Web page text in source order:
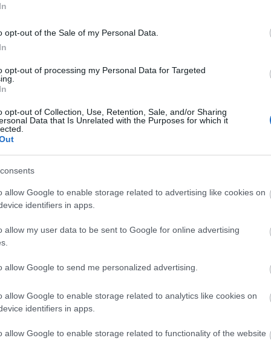
opt-out of the Sale of my Personal Data.
opt-out of processing my Personal Data for Targeted
opt-out of Collection, Use, Retention, Sale, and/or Sharing
Data that Is Unrelated with the Purposes for which it
allow Google to enable storage related to advertising like cookies on
identifiers in apps.
allow my user data to be sent to Google for online advertising
allow Google to send me personalized advertising.
allow Google to enable storage related to analytics like cookies on
identifiers in apps.
allow Google to enable storage related to functionality of the website
Kata a Liliom c. előadásban
mutat nekünk, aki nem illeszkedik be, nem
nagyon érzékenyen valósítja meg
előadásban Bodó minden